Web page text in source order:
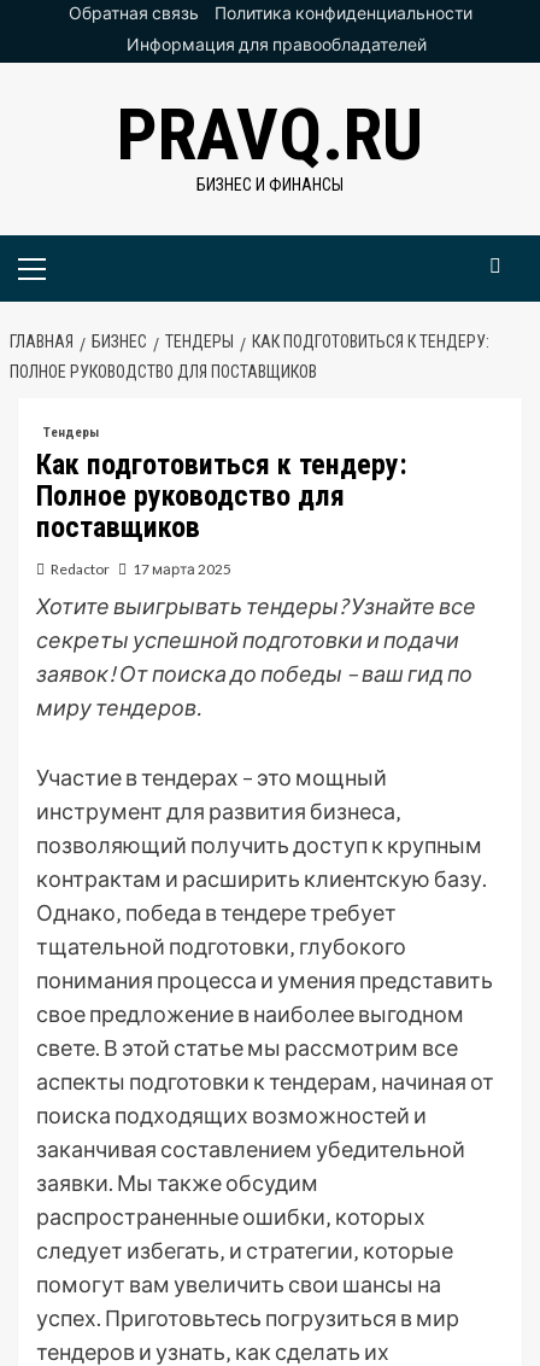
ПерейтиОбратная связь
Политика конфиденциальности
Информация для правообладателей
PRAVQ.RU
БИЗНЕС И ФИНАНСЫ
Основное
ГЛАВНАЯ БИЗНЕС ТЕНДЕРЫ
КАК ПОДГОТОВИТЬСЯ К ТЕНДЕРУ:
ПОЛНОЕ РУКОВОДСТВО ДЛЯ ПОСТАВЩИКОВ
Тендеры
Как подготовиться к тендеру:
Полное руководство для
поставщиков
Redactor 17 марта 2025
Хотите выигрывать тендеры? Узнайте все
секреты успешной подготовки и подачи
заявок! От поиска до победы – ваш гид по
миру тендеров.
Участие в тендерах – это мощный
инструмент для развития бизнеса‚
позволяющий получить доступ к крупным
контрактам и расширить клиентскую базу.
Однако‚ победа в тендере требует
тщательной подготовки‚ глубокого
понимания процесса и умения представить
свое предложение в наиболее выгодном
свете. В этой статье мы рассмотрим все
аспекты подготовки к тендерам‚ начиная от
поиска подходящих возможностей и
заканчивая составлением убедительной
заявки. Мы также обсудим
распространенные ошибки‚ которых
следует избегать‚ и стратегии‚ которые
помогут вам увеличить свои шансы на
успех. Приготовьтесь погрузиться в мир
тендеров и узнать‚ как сделать их